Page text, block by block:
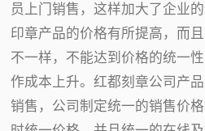
员上门销售，这样加大了企业
印章产品的价格有所提高，而
不一样，不能达到价格的统一
作成本上升。红都刻章公司产
销售，公司制定统一的销售价